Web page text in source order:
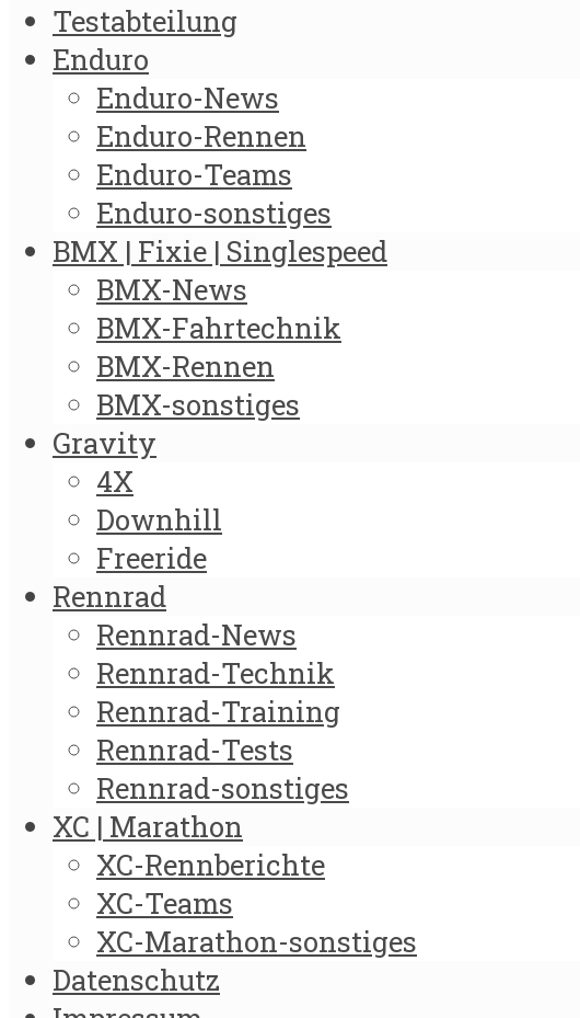
Testabteilung
Enduro
Enduro-News
Enduro-Rennen
Enduro-Teams
Enduro-sonstiges
BMX | Fixie | Singlespeed
BMX-News
BMX-Fahrtechnik
BMX-Rennen
BMX-sonstiges
Gravity
4X
Downhill
Freeride
Rennrad
Rennrad-News
Rennrad-Technik
Rennrad-Training
Rennrad-Tests
Rennrad-sonstiges
XC | Marathon
XC-Rennberichte
XC-Teams
XC-Marathon-sonstiges
Datenschutz